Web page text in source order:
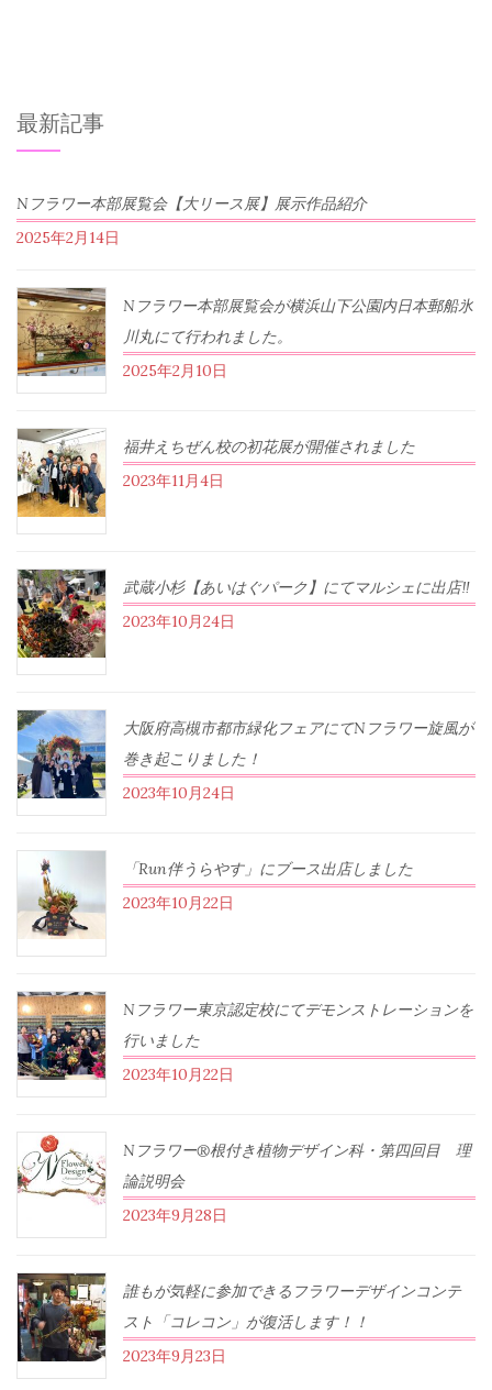
最新記事
Nフラワー本部展覧会【大リース展】展示作品紹介
2025年2月14日
Nフラワー本部展覧会が横浜山下公園内日本郵船氷
川丸にて行われました。
2025年2月10日
福井えちぜん校の初花展が開催されました
2023年11月4日
武蔵小杉【あいはぐパーク】にてマルシェに出店‼︎
2023年10月24日
大阪府高槻市都市緑化フェアにてNフラワー旋風が
巻き起こりました！
2023年10月24日
「Run伴うらやす」にブース出店しました
2023年10月22日
Nフラワー東京認定校にてデモンストレーションを
行いました
2023年10月22日
Nフラワー®根付き植物デザイン科・第四回目 理
論説明会
2023年9月28日
誰もが気軽に参加できるフラワーデザインコンテ
スト「コレコン」が復活します！！
2023年9月23日